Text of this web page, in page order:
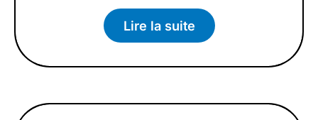
Lire la suite